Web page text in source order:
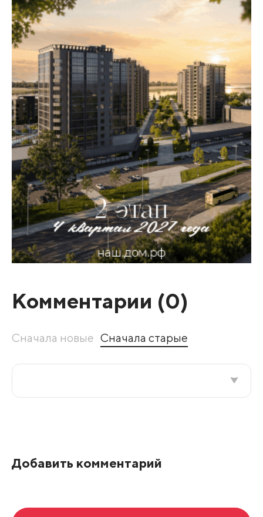
Комментарии (0)
Сначала новые Сначала старые
Добавить комментарий